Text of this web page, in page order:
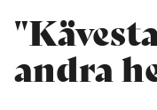
andra